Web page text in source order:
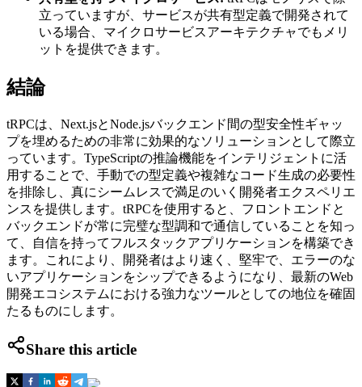
立っていますが、サービスが共有型定義で開発されて
いる場合、マイクロサービスアーキテクチャでもメリ
ットを提供できます。
結論
tRPCは、Next.jsとNode.jsバックエンド間の型安全性ギャッ
プを埋めるための非常に効果的なソリューションとして際立
っています。TypeScriptの推論機能をインテリジェントに活
用することで、手動での型定義や複雑なコード生成の必要性
を排除し、真にシームレスで満足のいく開発者エクスペリエ
ンスを提供します。tRPCを使用すると、フロントエンドと
バックエンドが常に完璧な型調和で通信していることを知っ
て、自信を持ってフルスタックアプリケーションを構築でき
ます。これにより、開発者はより速く、堅牢で、エラーのな
いアプリケーションをシップできるようになり、最新のWeb
開発エコシステムにおける強力なツールとしての地位を確固
たるものにします。
Share this article